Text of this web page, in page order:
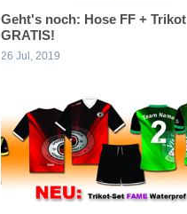
Geht's noch: Hose FF + Trikot
GRATIS!
26 Jul, 2019